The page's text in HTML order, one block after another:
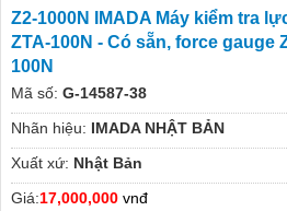
Z2-1000N IMADA Máy kiểm tra
ZTA-100N - Có sẵn, force gauge
100N
Mã số: G-14587-38
Nhãn hiệu: IMADA NHẬT BẢN
Xuất xứ: Nhật Bản
Giá:17,000,000 vnđ